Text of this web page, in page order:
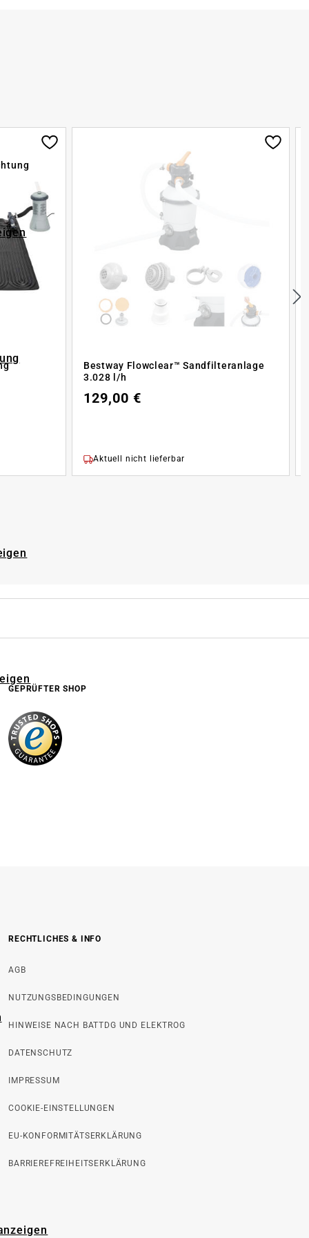
Bestway Flowclear™ Sandfilteranlage
3.028 l/h
129,00 €
Aktuell nicht lieferbar
GEPRÜFTER SHOP
RECHTLICHES & INFO
AGB
NUTZUNGSBEDINGUNGEN
HINWEISE NACH BATTDG UND ELEKTROG
DATENSCHUTZ
IMPRESSUM
COOKIE-EINSTELLUNGEN
EU-KONFORMITÄTSERKLÄRUNG
BARRIEREFREIHEITSERKLÄRUNG